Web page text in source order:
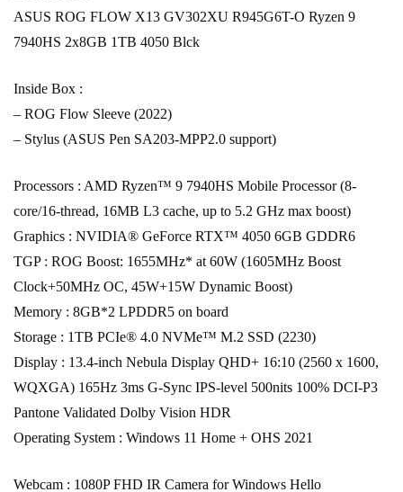
ASUS ROG FLOW X13 GV302XU R945G6T-O Ryzen 9
7940HS 2x8GB 1TB 4050 Blck
Inside Box :
– ROG Flow Sleeve (2022)
– Stylus (ASUS Pen SA203-MPP2.0 support)
Processors : AMD Ryzen™ 9 7940HS Mobile Processor (8-
core/16-thread, 16MB L3 cache, up to 5.2 GHz max boost)
Graphics : NVIDIA® GeForce RTX™ 4050 6GB GDDR6
TGP : ROG Boost: 1655MHz* at 60W (1605MHz Boost
Clock+50MHz OC, 45W+15W Dynamic Boost)
Memory : 8GB*2 LPDDR5 on board
Storage : 1TB PCIe® 4.0 NVMe™ M.2 SSD (2230)
Display : 13.4-inch Nebula Display QHD+ 16:10 (2560 x 1600,
WQXGA) 165Hz 3ms G-Sync IPS-level 500nits 100% DCI-P3
Pantone Validated Dolby Vision HDR
Operating System : Windows 11 Home + OHS 2021
Webcam : 1080P FHD IR Camera for Windows Hello